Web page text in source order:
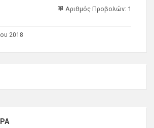
Αριθμός Προβολών: 1
2018